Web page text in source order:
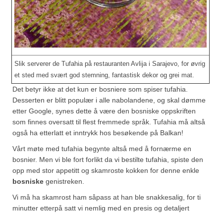
Salvie
Sar (bønneurt)
Selleriblader
Smaken av skog
Tapaskrydder
Tomatflak
Kontakt oss
Nettbutikk
Slik serverer de Tufahia på restauranten Avlija i Sarajevo, for øvrig
et sted med svært god stemning, fantastisk dekor og grei mat.
Det betyr ikke at det kun er bosniere som spiser tufahia.
Desserten er blitt populær i alle nabolandene, og skal dømme
etter Google, synes dette å være den bosniske oppskriften
som finnes oversatt til flest fremmede språk. Tufahia må altså
også ha etterlatt et inntrykk hos besøkende på Balkan!
Vårt møte med tufahia begynte altså med å fornærme en
bosnier. Men vi ble fort forlikt da vi bestilte tufahia, spiste den
opp med stor appetitt og skamroste kokken for denne enkle
bosniske genistreken.
Vi må ha skamrost ham såpass at han ble snakkesalig, for ti
minutter etterpå satt vi nemlig med en presis og detaljert